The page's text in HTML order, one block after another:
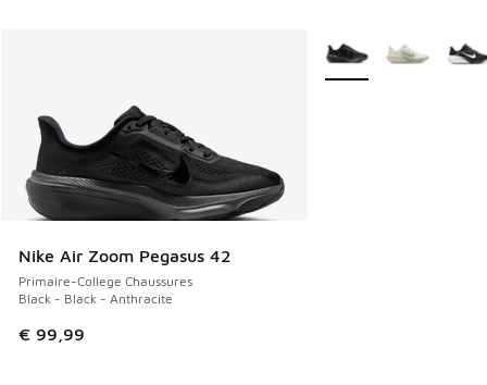
Nike Air Zoom Pegasus 42
Primaire-College Chaussures
Black - Black - Anthracite
€ 99,99
Plus de couleurs